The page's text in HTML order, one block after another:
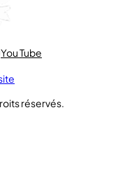
You Tube
réservés.